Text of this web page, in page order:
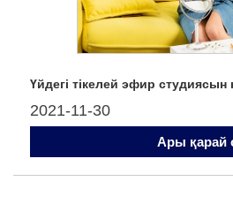
Үйдегі тікелей эфир
2021-11-30
Ары қарай